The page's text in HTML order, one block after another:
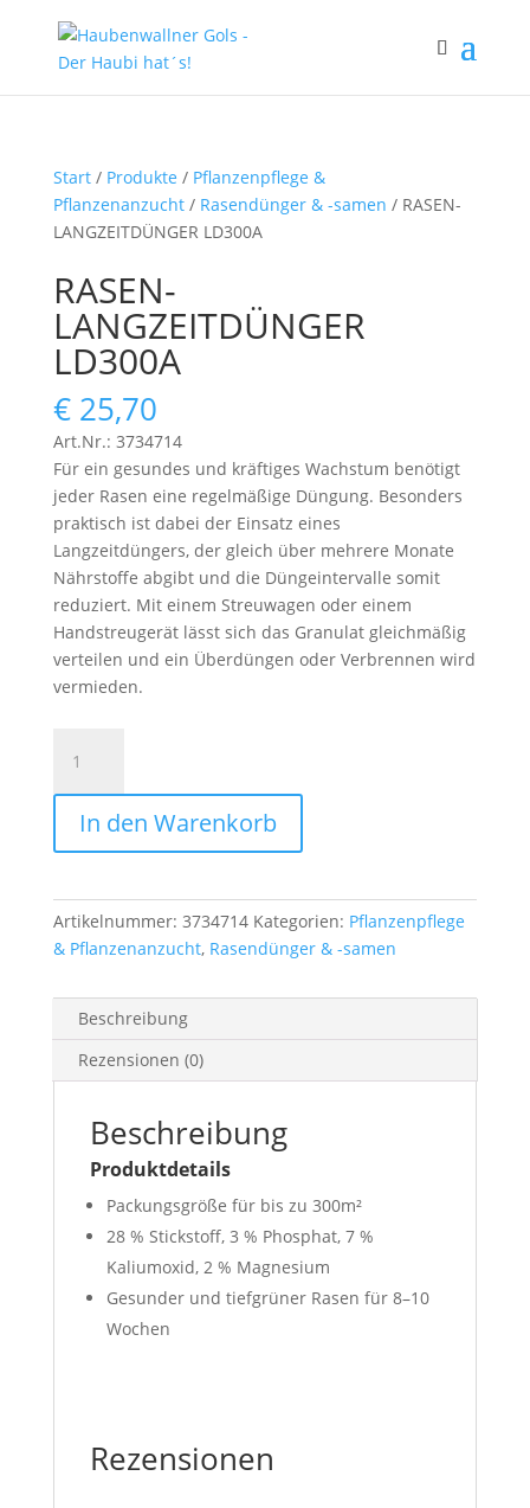
Start/ Produkte / Pflanzenpflege &
Pflanzenanzucht/ Rasendünger & -samen / RASEN-
LANGZEITDÜNGER LD300A
RASEN-
LANGZEITDÜNGER
LD300A
€25,70
Art.Nr.: 3734714
Für ein gesundes und kräftiges Wachstum benötigt
jeder Rasen eine regelmäßige Düngung. Besonders
praktisch ist dabei der Einsatz eines
Langzeitdüngers, der gleich über mehrere Monate
Nährstoffe abgibt und die Düngeintervalle somit
reduziert. Mit einem Streuwagen oder einem
Handstreugerät lässt sich das Granulat gleichmäßig
verteilen und ein Überdüngen oder Verbrennen wird
vermieden.
LANGZEITDÜNGER
LD300A
MengeIn den Warenkorb
Artikelnummer: 3734714 Kategorien: Pflanzenpflege
& Pflanzenanzucht, Rasendünger & -samen
Beschreibung
Rezensionen (0)
Beschreibung
Produktdetails
Packungsgröße für bis zu 300m²
28 % Stickstoff, 3 % Phosphat, 7 %
Kaliumoxid, 2 % Magnesium
Gesunder und tiefgrüner Rasen für 8–10
Wochen
Rezensionen